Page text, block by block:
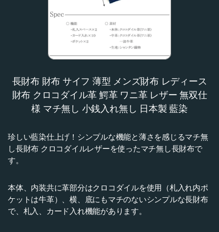
長財布 財布 サイフ 薄型 メンズ財布 レディース
財布 クロコダイル革 鰐革 ワニ革 レザー 無双仕
様 マチ無し 小銭入れ無し 日本製 藍染
珍しい藍染仕上げ！シンプルな機能と薄さを感じるマチ無
し長財布 クロコダイルレザーを使ったマチ無し長財布で
す。
本体、内装共に革部分はクロコダイルを使用（札入れ内ポ
ケットは牛革）、横、底にもマチのないシンプルな長財布
で、札入、カード入れ機能があります。